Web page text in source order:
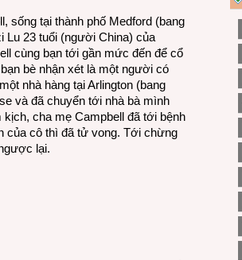
sống tại thành phố Medford (bang
Lu 23 tuổi (người China) của
cùng bạn tới gần mức đến để cổ
bè nhận xét là một người có
nhà hàng tại Arlington (bang
và đã chuyển tới nhà bà mình
cha mẹ Campbell đã tới bệnh
của cô thì đã tử vong. Tới chừng
lại.